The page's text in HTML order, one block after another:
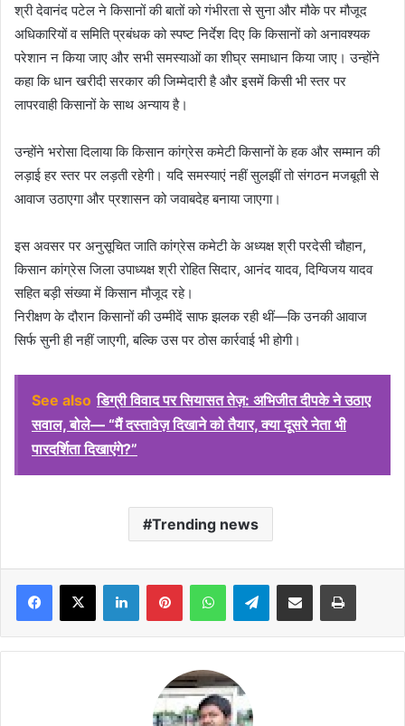
श्री देवानंद पटेल ने किसानों की बातों को गंभीरता से सुना और मौके पर मौजूद
अधिकारियों व समिति प्रबंधक को स्पष्ट निर्देश दिए कि किसानों को अनावश्यक
परेशान न किया जाए और सभी समस्याओं का शीघ्र समाधान किया जाए। उन्होंने
कहा कि धान खरीदी सरकार की जिम्मेदारी है और इसमें किसी भी स्तर पर
लापरवाही किसानों के साथ अन्याय है।
उन्होंने भरोसा दिलाया कि किसान कांग्रेस कमेटी किसानों के हक और सम्मान की
लड़ाई हर स्तर पर लड़ती रहेगी। यदि समस्याएं नहीं सुलझीं तो संगठन मजबूती से
आवाज उठाएगा और प्रशासन को जवाबदेह बनाया जाएगा।
इस अवसर पर अनुसूचित जाति कांग्रेस कमेटी के अध्यक्ष श्री परदेसी चौहान,
किसान कांग्रेस जिला उपाध्यक्ष श्री रोहित सिदार, आनंद यादव, दिग्विजय यादव
सहित बड़ी संख्या में किसान मौजूद रहे।
निरीक्षण के दौरान किसानों की उम्मीदें साफ झलक रही थीं—कि उनकी आवाज
सिर्फ सुनी ही नहीं जाएगी, बल्कि उस पर ठोस कार्रवाई भी होगी।
See also डिग्री विवाद पर सियासत तेज़: अभिजीत दीपके ने उठाए
सवाल, बोले— “मैं दस्तावेज़ दिखाने को तैयार, क्या दूसरे नेता भी
पारदर्शिता दिखाएंगे?”
Trending news
Facebook
X LinkedInPinterestWhatsAppTelegramShare via Email Print